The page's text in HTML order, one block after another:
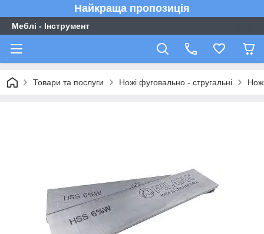
Найкраща пропозиція
Меблі - Інструмент
Товари та послуги Ножі фуговально - стругальні